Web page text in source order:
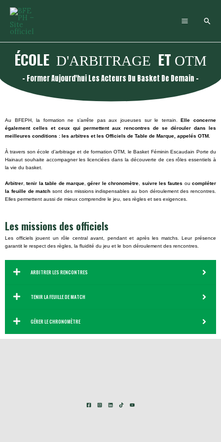
Aller
contenu
ÉCOLE D'ARBITRAGE ET OTM
- Former Aujourd'hui Les Acteurs Du Basket De Demain -
Au BFEPH, la formation ne s’arrête pas aux joueuses sur le terrain.Elle concerne
également celles et ceux qui permettent aux rencontres de se dérouler dans les
meilleures conditions : les arbitres et les Officiels de Table de Marque, appelés OTM.
À travers son école d’arbitrage et de formation OTM, le Basket Féminin Escaudain Porte du
Hainaut souhaite accompagner les licenciées dans la découverte de ces rôles essentiels à
la vie du basket.
Arbitrer ,tenir la table de marque,gérer le chronomètre suivre les fautes oucompléter
la feuille de match sont des missions indispensables au bon déroulement des rencontres.
Elles permettent aussi de mieux comprendre le jeu, ses règles et ses exigences.
Les missions des officiels
Les officiels jouent un rôle central avant, pendant et après les matchs. Leur présence
garantit le respect des règles, la fluidité du jeu et le bon déroulement des rencontres.
ARBITRER LES RENCONTRES
TENIR LA FEUILLE DE MATCH
GÉRER LE CHRONOMÈTRE